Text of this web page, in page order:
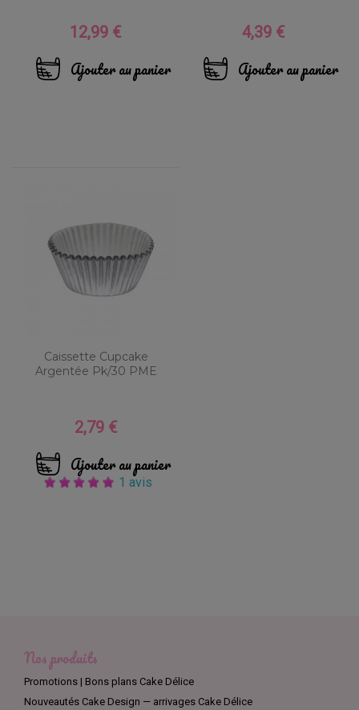
Prix
12,99 €
Ajouter au panier
Prix
4,39 €
Ajouter au panier
Caissette Cupcake
Argentée Pk/30 PME
Prix
2,79 €
Ajouter au panier
1 avis
Nos produits
Promotions | Bons plans Cake Délice
Nouveautés Cake Design — arrivages Cake Délice